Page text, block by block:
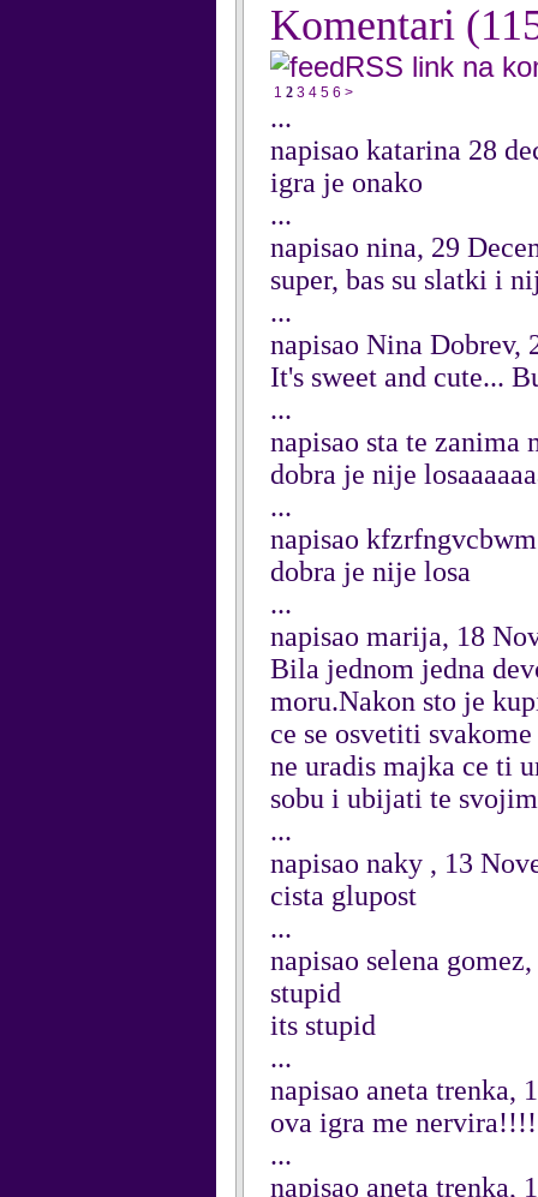
Komentari
RSS link na
1 2 3 4 5 6 >
...
napisao katarina 28
igra je onako
...
napisao nina, 29
super, bas su slatki i
...
napisao Nina Dobrev,
It's sweet and cute...
...
napisao sta te zanima
dobra je nije
...
napisao
dobra je nije losa
...
napisao marija, 18
Bila jednom jedna
moru.Nakon sto je
ce se osvetiti
ne uradis majka ce ti
sobu i ubijati te
...
napisao naky , 13
cista glupost
...
napisao selena
stupid
its stupid
...
napisao aneta trenka,
ova igra me
...
napisao aneta trenka,